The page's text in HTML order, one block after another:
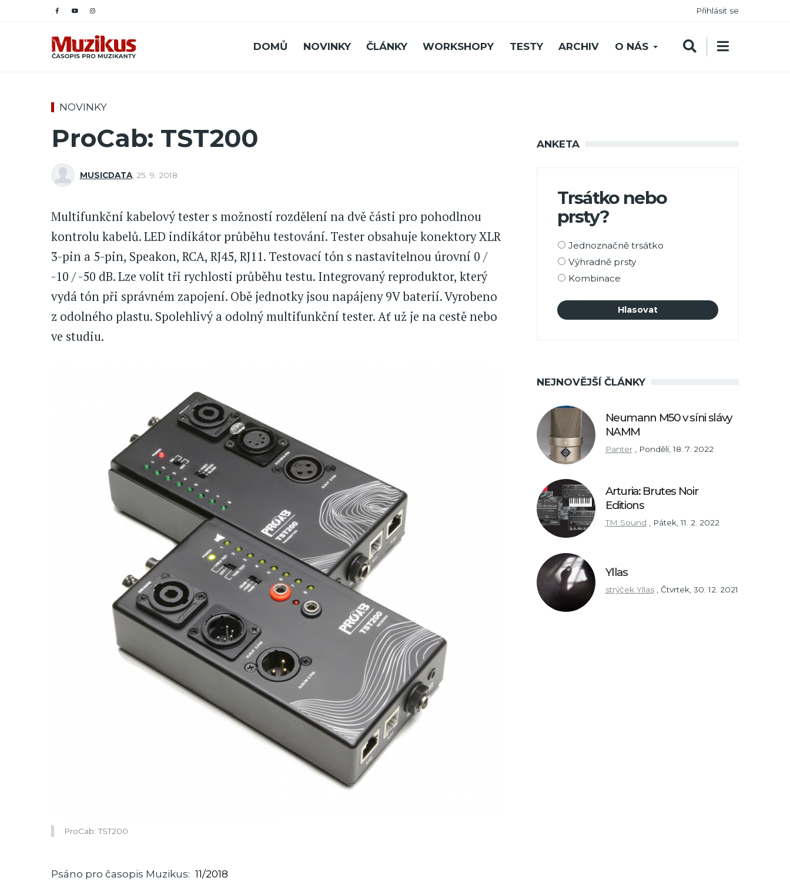
Přihlásit se
DOMŮ NOVINKY ČLÁNKY WORKSHOPY TESTY ARCHIV O NÁS
NOVINKY
ProCab: TST200
MUSICDATA, 25. 9. 2018
Multifunkční kabelový tester s možností rozdělení na dvě části pro pohodlnou
kontrolu kabelů. LED indikátor průběhu testování. Tester obsahuje konektory XLR
3-pin a 5-pin, Speakon, RCA, RJ45, RJ11. Testovací tón s nastavitelnou úrovní 0 /
-10 / -50 dB. Lze volit tři rychlosti průběhu testu. Integrovaný reproduktor, který
vydá tón při správném zapojení. Obě jednotky jsou napájeny 9V baterií. Vyrobeno
z odolného plastu. Spolehlivý a odolný multifunkční tester. Ať už je na cestě nebo
ve studiu.
ProCab: TST200
Psáno pro časopis Muzikus 11/2018
ANKETA
Trsátko nebo
prsty?
Možnosti
výběru
Jednoznačně trsátko
Výhradně prsty
Kombinace
NEJNOVĚJŠÍ ČLÁNKY
Neumann M50 v síni slávy
NAMM
Panter Pondělí, 18. 7. 2022
Arturia: Brutes Noir
Editions
TM Sound , Pátek, 11. 2. 2022
Yllas
strýček Yllas Čtvrtek, 30. 12. 2021